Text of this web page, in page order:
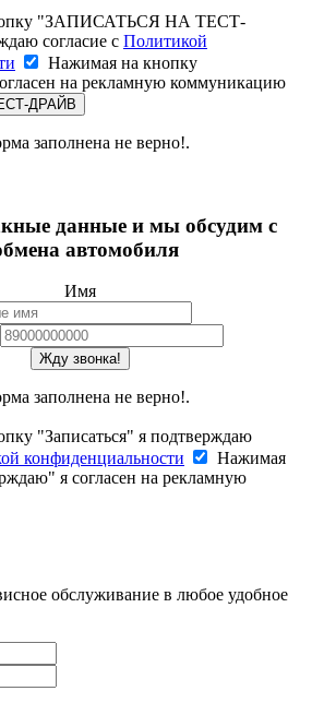
"ЗАПИСАТЬСЯ НА ТЕСТ-
согласие с Политикой
Нажимая на кнопку
на рекламную коммуникацию
ДРАЙВ
заполнена не верно!.
данные и мы обсудим с
автомобиля
Имя
Жду звонка!
заполнена не верно!.
"Записаться" я подтверждаю
конфиденциальности
Нажимая
я согласен на рекламную
обслуживание в любое удобное